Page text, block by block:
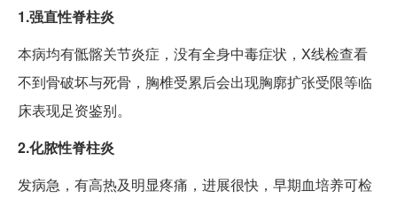
1.强直性脊柱炎
本病均有骶髂关节炎症，没有全身中毒症状，X线检查看
不到骨破坏与死骨，胸椎受累后会出现胸廓扩张受限等临
床表现足资鉴别。
2.化脓性脊柱炎
发病急，有高热及明显疼痛，进展很快，早期血培养可检